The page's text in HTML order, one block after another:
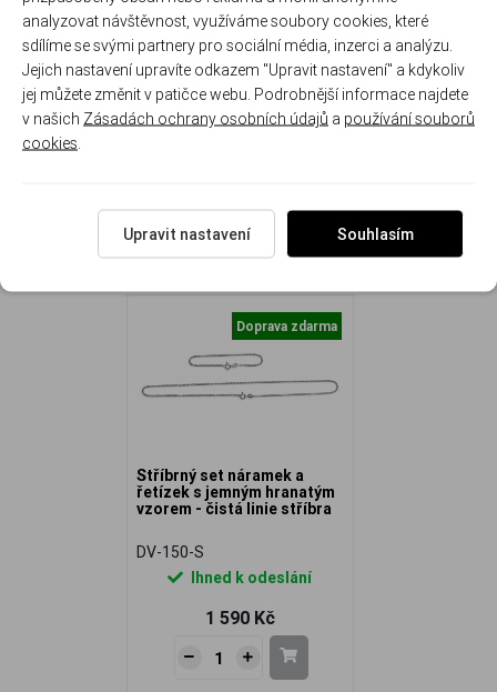
Stříbrný set s hranatým vzorem se skládá z náramku délky
18 cm a řetízku délky 45 cm. Šířka: 1.5 mm Hmotnost
náramku: 18cm/1.7g Hmotnost řetízku: 45cm/3.8g
NAPOSLEDY ZOBRAZENÉ
Doprava zdarma
Stříbrný set náramek a
řetízek s jemným hranatým
vzorem - čistá linie stříbra
DV-150-S
Ihned k odeslání
1 590 Kč
analyzovat návštěvnost, využíváme soubory cookies, které
sdílíme se svými partnery pro sociální média, inzerci a analýzu.
Jejich nastavení upravíte odkazem "Upravit nastavení" a kdykoliv
jej můžete změnit v patičce webu. Podrobnější informace najdete
v našich Zásadách ochrany osobních údajů a používání souborů
cookies
Upravit nastavení Souhlasím